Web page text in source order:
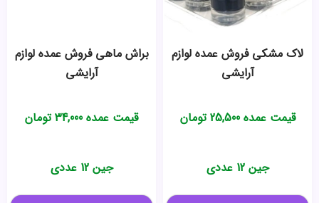
لاک مشکی فروش عمده لوازم
آرایشی
قیمت عمده25,500 تومان
جین 12 عددی
براش ماهی فروش عمده لوازم
آرایشی
قیمت عمده34,000 تومان
جین 12 عددی